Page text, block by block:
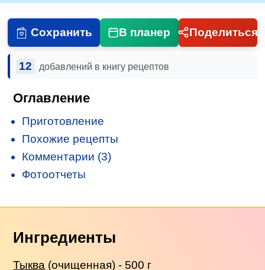
Сохранить В планер Поделиться
12 добавлений в книгу рецептов
Оглавление
Приготовление
Похожие рецепты
Комментарии (3)
Фотоотчеты
Ингредиенты
Тыква (очищенная) - 500 г